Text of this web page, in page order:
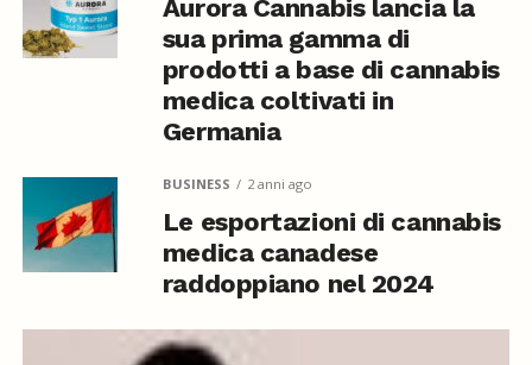
Aurora Cannabis lancia la
sua prima gamma di
prodotti a base di cannabis
medica coltivati in
Germania
BUSINESS 2 anni ago
Le esportazioni di cannabis
medica canadese
raddoppiano nel 2024